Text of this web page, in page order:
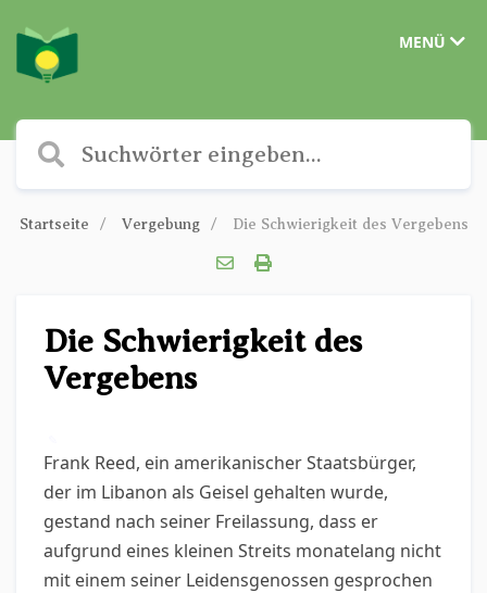
MENÜ
Startseite Vergebung Die Schwierigkeit des Vergebens
Die Schwierigkeit des
Vergebens
Frank Reed, ein amerikanischer Staatsbürger,
der im Libanon als Geisel gehalten wurde,
gestand nach seiner Freilassung, dass er
aufgrund eines kleinen Streits monatelang nicht
mit einem seiner Leidensgenossen gesprochen